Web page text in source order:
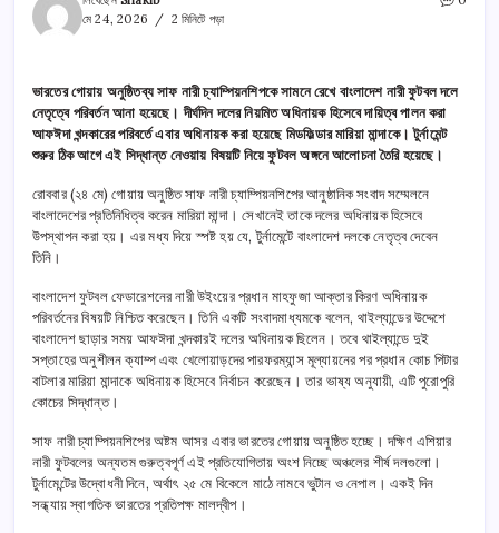
মে 24, 2026
2 মিনিটে পড়া
ভারতের গোয়ায় অনুষ্ঠিতব্য সাফ নারী চ্যাম্পিয়নশিপকে সামনে রেখে বাংলাদেশ নারী ফুটবল দলে
নেতৃত্বে পরিবর্তন আনা হয়েছে। দীর্ঘদিন দলের নিয়মিত অধিনায়ক হিসেবে দায়িত্ব পালন করা
আফঈদা খন্দকারের পরিবর্তে এবার অধিনায়ক করা হয়েছে মিডফিল্ডার মারিয়া মান্দাকে। টুর্নামেন্ট
শুরুর ঠিক আগে এই সিদ্ধান্ত নেওয়ায় বিষয়টি নিয়ে ফুটবল অঙ্গনে আলোচনা তৈরি হয়েছে।
রোববার (২৪ মে) গোয়ায় অনুষ্ঠিত সাফ নারী চ্যাম্পিয়নশিপের আনুষ্ঠানিক সংবাদ সম্মেলনে
বাংলাদেশের প্রতিনিধিত্ব করেন মারিয়া মান্দা। সেখানেই তাকে দলের অধিনায়ক হিসেবে
উপস্থাপন করা হয়। এর মধ্য দিয়ে স্পষ্ট হয় যে, টুর্নামেন্টে বাংলাদেশ দলকে নেতৃত্ব দেবেন
তিনি।
বাংলাদেশ ফুটবল ফেডারেশনের নারী উইংয়ের প্রধান মাহফুজা আক্তার কিরণ অধিনায়ক
পরিবর্তনের বিষয়টি নিশ্চিত করেছেন। তিনি একটি সংবাদমাধ্যমকে বলেন, থাইল্যান্ডের উদ্দেশে
বাংলাদেশ ছাড়ার সময় আফঈদা খন্দকারই দলের অধিনায়ক ছিলেন। তবে থাইল্যান্ডে দুই
সপ্তাহের অনুশীলন ক্যাম্প এবং খেলোয়াড়দের পারফরম্যান্স মূল্যায়নের পর প্রধান কোচ পিটার
বাটলার মারিয়া মান্দাকে অধিনায়ক হিসেবে নির্বাচন করেছেন। তার ভাষ্য অনুযায়ী, এটি পুরোপুরি
কোচের সিদ্ধান্ত।
সাফ নারী চ্যাম্পিয়নশিপের অষ্টম আসর এবার ভারতের গোয়ায় অনুষ্ঠিত হচ্ছে। দক্ষিণ এশিয়ার
নারী ফুটবলের অন্যতম গুরুত্বপূর্ণ এই প্রতিযোগিতায় অংশ নিচ্ছে অঞ্চলের শীর্ষ দলগুলো।
টুর্নামেন্টের উদ্বোধনী দিনে, অর্থাৎ ২৫ মে বিকেলে মাঠে নামবে ভুটান ও নেপাল। একই দিন
সন্ধ্যায় স্বাগতিক ভারতের প্রতিপক্ষ মালদ্বীপ।